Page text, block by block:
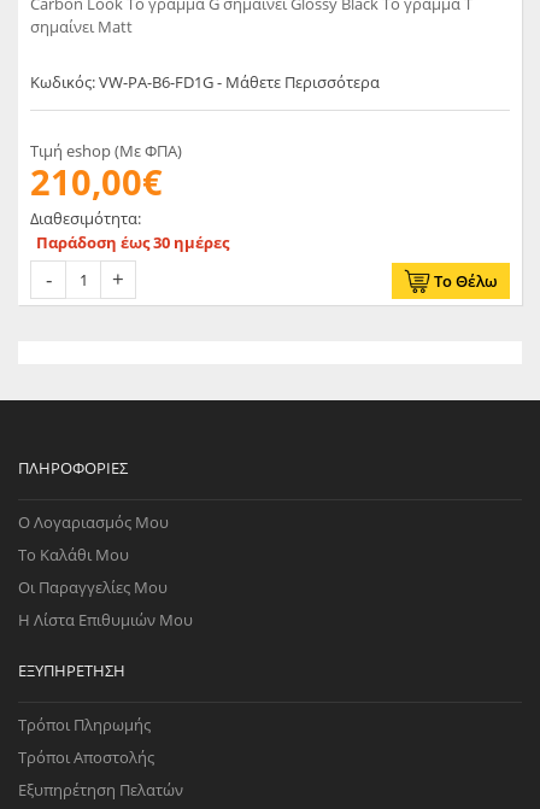
σημαίνει Matt
Κωδικός: VW-PA-B6-FD1G - Μάθετε Περισσότερα
Τιμή eshop (Με ΦΠΑ)
210,00€
Διαθεσιμότητα:
Παράδοση έως 30 ημέρες
Το Θέλω
ΠΛΗΡΟΦΟΡΊΕΣ
Ο Λογαριασμός Μου
Το Καλάθι Μου
Οι Παραγγελίες Μου
Η Λίστα Επιθυμιών Μου
ΕΞΥΠΗΡΈΤΗΣΗ
Τρόποι Πληρωμής
Τρόποι Αποστολής
Εξυπηρέτηση Πελατών